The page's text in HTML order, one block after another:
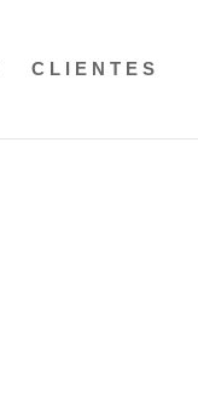
CLIENTES